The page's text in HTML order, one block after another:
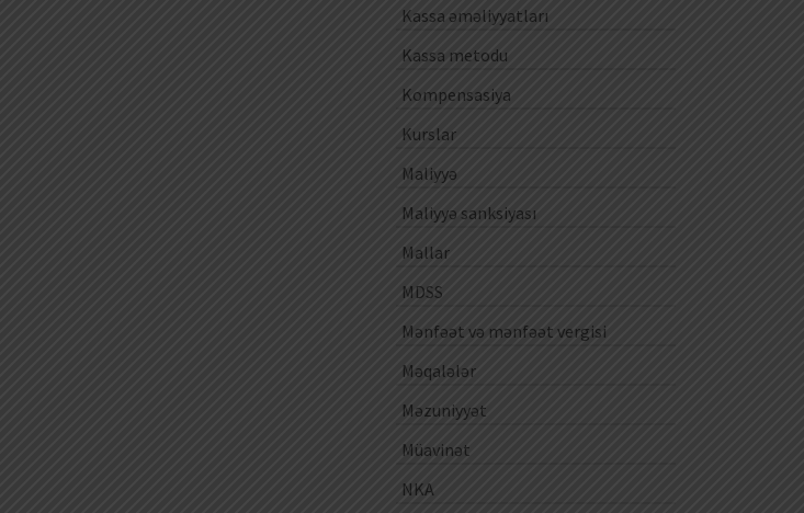
Kassa əməliyyatları
Kassa metodu
Kompensasiya
Kurslar
Maliyyə
Maliyyə sanksiyası
Mallar
MDSS
Mənfəət və mənfəət vergisi
Məqalələr
Məzuniyyət
Müavinət
NKA